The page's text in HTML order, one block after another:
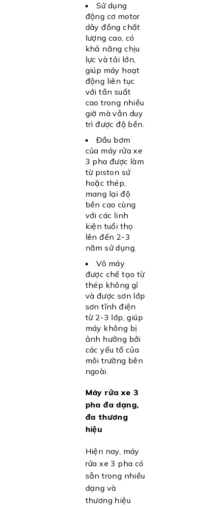
Sử dụng
động cơ motor
dây đồng chất
lượng cao, có
khả năng chịu
lực và tải lớn,
giúp máy hoạt
động liên tục
với tần suất
cao trong nhiều
giờ mà vẫn duy
trì được độ bền.
Đầu bơm
của máy rửa xe
3 pha được làm
từ piston sứ
hoặc thép,
mang lại độ
bền cao cùng
với các linh
kiện tuổi thọ
lên đến 2-3
năm sử dụng.
Vỏ máy
được chế tạo từ
thép không gỉ
và được sơn lớp
sơn tĩnh điện
từ 2-3 lớp, giúp
máy không bị
ảnh hưởng bởi
các yếu tố của
môi trường bên
ngoài.
Máy rửa xe 3
pha đa dạng,
đa thương
hiệu
Hiện nay, máy
rửa xe 3 pha có
sẵn trong nhiều
dạng và
thương hiệu